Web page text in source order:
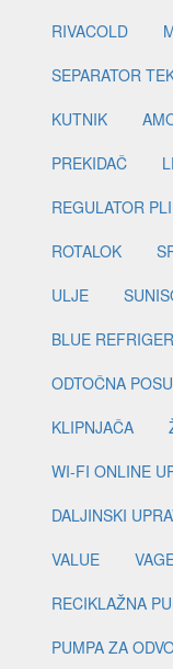
RIVACOLD
SEPARATOR
KUTNIK
PREKIDAČ
REGULATOR
ROTALOK
ULJE
BLUE
ODTOČNA
KLIPNJAČA
WI-FI ONLINE
DALJINSKI
VALUE
RECIKLAŽNA
PUMPA ZA